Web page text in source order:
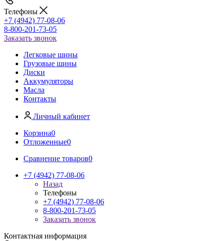
Телефоны
+7 (4942) 77-08-06
8-800-201-73-05
Заказать звонок
Легковые шины
Грузовые шины
Диски
Аккумуляторы
Масла
Контакты
Личный кабинет
Корзина0
Отложенные0
Сравнение товаров0
+7 (4942) 77-08-06
Назад
Телефоны
+7 (4942) 77-08-06
8-800-201-73-05
Заказать звонок
Контактная информация